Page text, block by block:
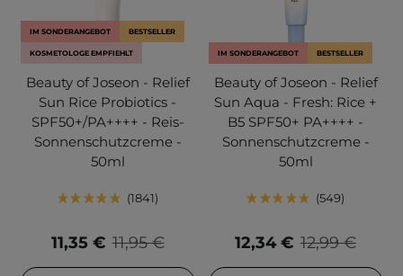
IM SONDERANGEBOT BESTSELLER
KOSMETOLOGE EMPFIEHLT
Beauty of Joseon - Relief
Sun Rice Probiotics -
SPF50+/PA++++ - Reis-
Sonnenschutzcreme -
50ml
1841
11,95 €
11,35 €
IM SONDERANGEBOT BESTSELLER
Beauty of Joseon - Relief
Sun Aqua - Fresh: Rice +
B5 SPF50+ PA++++ -
Sonnenschutzcreme -
50ml
549
12,99 €
12,34 €